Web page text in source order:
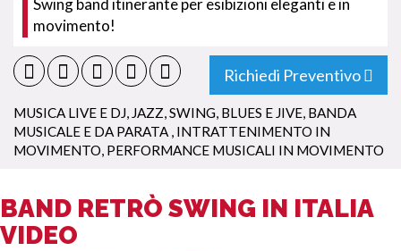
Swing band itinerante per esibizioni eleganti e in
movimento!
Richiedi Preventivo
MUSICA LIVE E DJ, JAZZ, SWING, BLUES E JIVE, BANDA
MUSICALE E DA PARATA , INTRATTENIMENTO IN
MOVIMENTO, PERFORMANCE MUSICALI IN MOVIMENTO
BAND RETRÒ SWING IN ITALIA
VIDEO